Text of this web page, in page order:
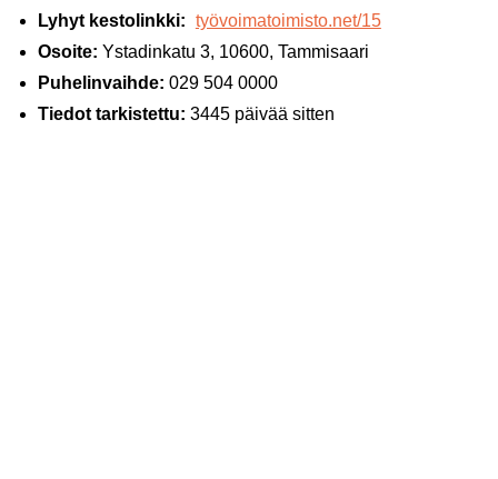
Lyhyt kestolinkki: työvoimatoimisto.net/15
Osoite: Ystadinkatu 3, 10600, Tammisaari
Puhelinvaihde: 029 504 0000
Tiedot tarkistettu: 3445 päivää sitten